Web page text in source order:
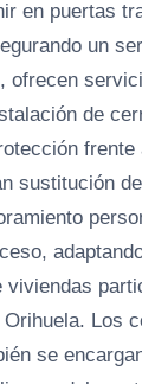
en puertas
un
ofrecen
de
sustitución
viviendas
Los
se